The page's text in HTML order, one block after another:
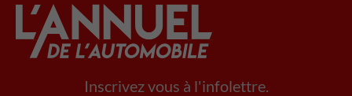
Inscrivez vous à l'infolettre.